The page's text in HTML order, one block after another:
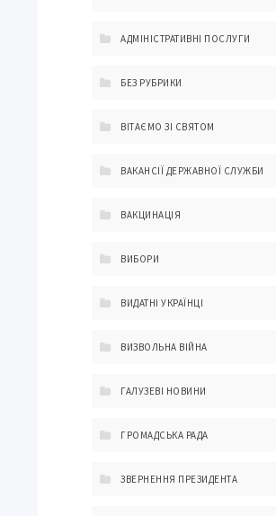
АДМІНІСТРАТИВНІ ПОСЛУГИ
БЕЗ РУБРИКИ
ВІТАЄМО ЗІ СВЯТОМ
ВАКАНСІЇ ДЕРЖАВНОЇ СЛУЖБИ
ВАКЦИНАЦІЯ
ВИБОРИ
ВИДАТНІ УКРАЇНЦІ
ВИЗВОЛЬНА ВІЙНА
ГАЛУЗЕВІ НОВИНИ
ГРОМАДСЬКА РАДА
ЗВЕРНЕННЯ ПРЕЗИДЕНТА